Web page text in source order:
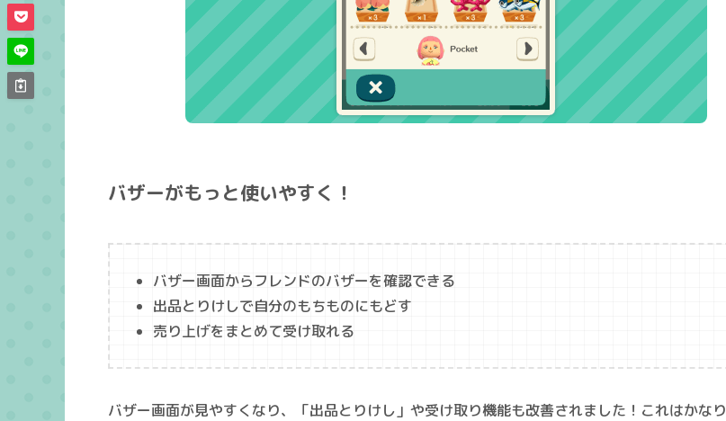
バザーがもっと使いやすく！
バザー画面からフレンドのバザーを確認できる
出品とりけしで自分のもちものにもどす
売り上げをまとめて受け取れる
バザー画面が見やすくなり、「出品とりけし 」や受け取り機能も改善されました！これはかなり